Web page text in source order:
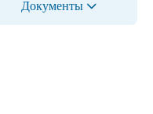
Документы